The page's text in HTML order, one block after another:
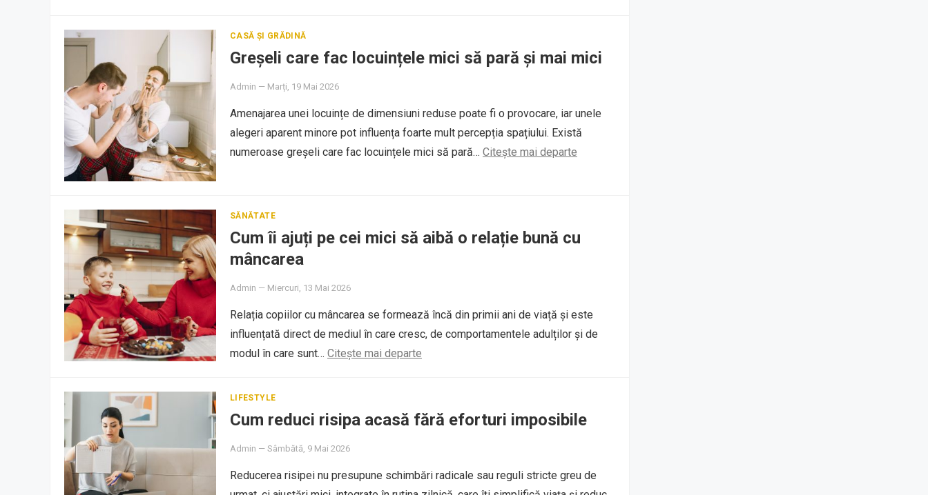
CASĂ ȘI GRĂDINĂ
Greșeli care fac locuințele mici să pară și mai mici
Admin — Marți, 19 Mai 2026
Amenajarea unei locuințe de dimensiuni reduse poate fi o provocare, iar unele
alegeri aparent minore pot influența foarte mult percepția spațiului. Există
numeroase greșeli care fac locuințele mici să pară… Citește mai departe
SĂNĂTATE
Cum îi ajuți pe cei mici să aibă o relație bună cu
mâncarea
Admin — Miercuri, 13 Mai 2026
Relația copiilor cu mâncarea se formează încă din primii ani de viață și este
influențată direct de mediul în care cresc, de comportamentele adulților și de
modul în care sunt… Citește mai departe
LIFESTYLE
Cum reduci risipa acasă fără eforturi imposibile
Admin — Sâmbătă, 9 Mai 2026
Reducerea risipei nu presupune schimbări radicale sau reguli stricte greu de